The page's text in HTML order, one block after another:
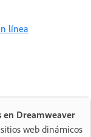
línea
en Dreamweaver
web dinámicos